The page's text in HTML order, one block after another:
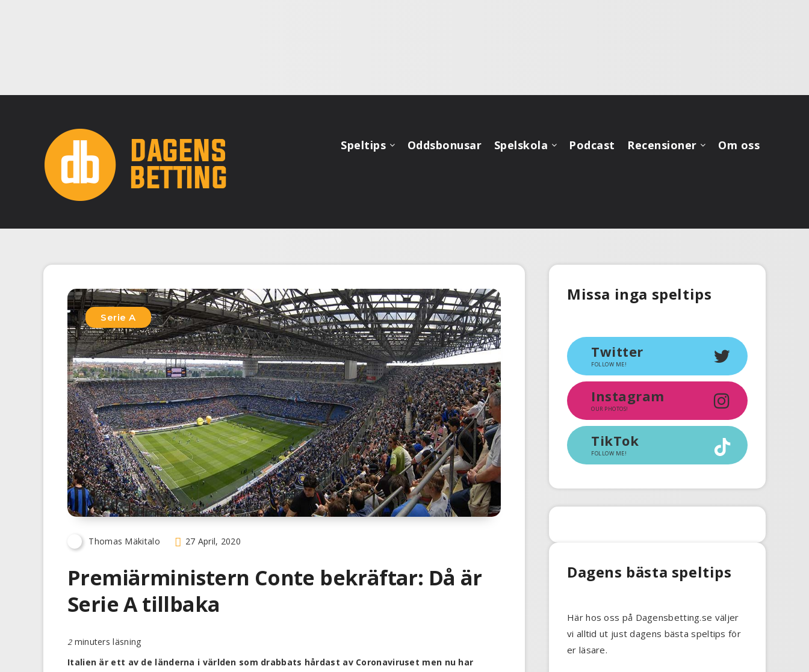
Speltips Oddsbonusar Spelskola Podcast Recensioner Om oss
Serie A
Thomas Mäkitalo 27 April, 2020
Premiärministern Conte bekräftar: Då är
Serie A tillbaka
2minuters läsning
Italien är ett av de länderna i världen som drabbats hårdast av Coronaviruset men nu har
Missa inga speltips
Twitter
FOLLOW ME!
Instagram
OUR PHOTOS!
TikTok
FOLLOW ME!
Dagens bästa speltips
Här hos oss på Dagensbetting.se väljer
vi alltid ut just dagens bästa speltips för
er läsare.